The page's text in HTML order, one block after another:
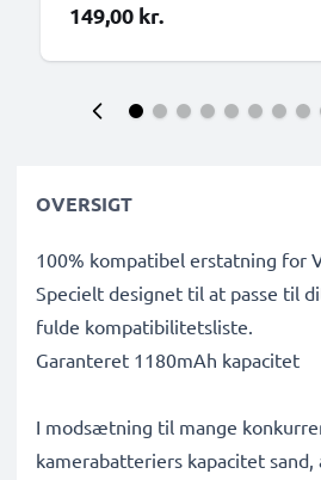
149,00 kr.
OVERSIGT
100% kompatibel erstatning for
Specielt designet til at passe til
fulde kompatibilitetsliste.
Garanteret 1180mAh kapacitet
I modsætning til mange
kamerabatteriers kapacitet